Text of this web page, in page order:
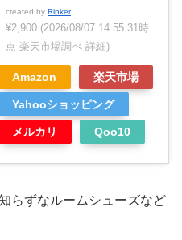
created by Rinker
¥2,900 (2026/08/07 14:55:31時
点 楽天市場調べ-詳細)
Amazon 楽天市場
Yahooショッピング
メルカリ Qoo10
らずなルームシューズなど